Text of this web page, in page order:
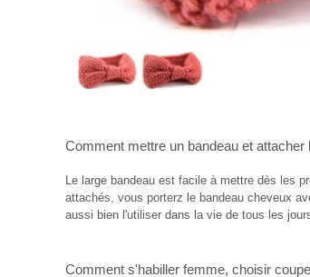
Comment mettre un bandeau et attacher
Le large bandeau est facile à mettre dès les
attachés, vous porterz le bandeau cheveux
aussi bien l'utiliser dans la vie de tous les
Comment s'habiller femme, choisir